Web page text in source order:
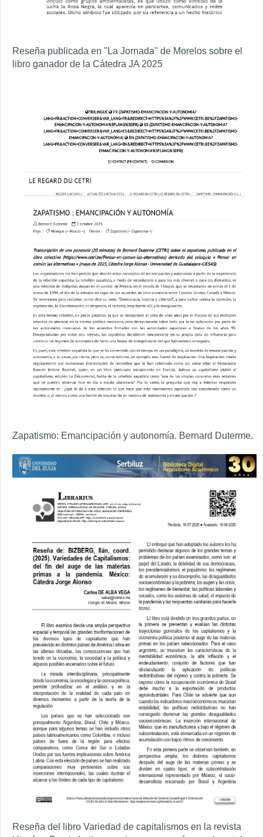
Reseña publicada en "La Jornada" de Morelos sobre el
libro ganador de la Cátedra JA 2025
Zapatismo: Emancipación y autonomía. Bernard Duterme.
Reseña del libro Variedad de capitalismos en la revista